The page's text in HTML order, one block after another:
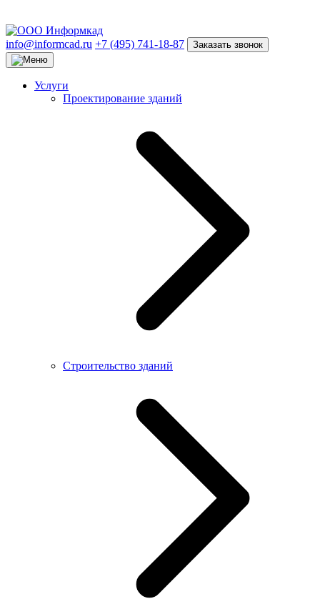
info@informcad.ru +7 (495) 741-18-87 Заказать звонок
Услуги
Проектирование зданий
Строительство зданий